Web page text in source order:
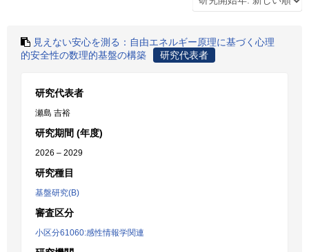
見えない安心を測る：自由エネルギー原理に基づく心理
的安全性の数理的基盤の構築
研究代表者
研究代表者
瀬島 吉裕
研究期間 (年度)
2026 – 2029
研究種目
基盤研究(B)
審査区分
小区分61060:感性情報学関連